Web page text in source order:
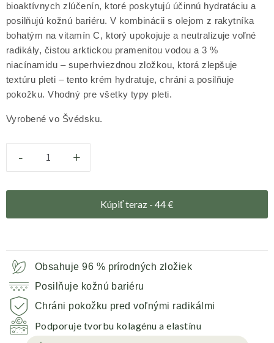
bioaktívnych zlúčenín, ktoré poskytujú účinnú hydratáciu a
posilňujú kožnú bariéru. V kombinácii s olejom z rakytníka
bohatým na vitamín C, ktorý upokojuje a neutralizuje voľné
radikály, čistou arktickou pramenitou vodou a 3 %
niacínamidu – superhviezdnou zložkou, ktorá zlepšuje
textúru pleti – tento krém hydratuje, chráni a posilňuje
pokožku. Vhodný pre všetky typy pleti.
Vyrobené vo Švédsku.
- +
Kúpiť teraz - 44€
Obsahuje 96 % prírodných zložiek
Posilňuje kožnú bariéru
Chráni pokožku pred voľnými radikálmi
Podporuje tvorbu kolagénu a elastínu